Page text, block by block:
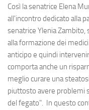
Così la senatrice Elena
all'incontro dedicato alla
senatrice Ylenia Zambito,
alla formazione dei
anticipo e quindi
comporta anche un
meglio curare una
piuttosto avere problemi
del fegato". In questo